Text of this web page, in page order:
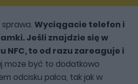
sprawa. Wyciągacie telefon i
Jeśli znajdzie się w
NFC, to od razu zareaguje i
może być to dodatkowo
odcisku palca, tak jak w